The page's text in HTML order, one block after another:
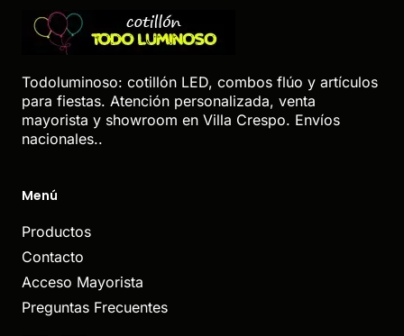
Todoluminoso: cotillón LED, combos flúo y artículos
para fiestas. Atención personalizada, venta
mayorista y showroom en Villa Crespo. Envíos
nacionales..
Menú
Productos
Contacto
Acceso Mayorista
Preguntas Frecuentes